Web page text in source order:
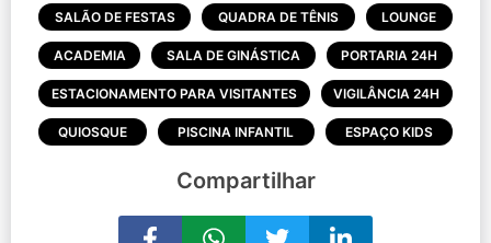
SALÃO DE FESTAS QUADRA DE TÊNIS LOUNGE
ACADEMIA SALA DE GINÁSTICA PORTARIA 24H
ESTACIONAMENTO PARA VISITANTES VIGILÂNCIA 24H
QUIOSQUE PISCINA INFANTIL ESPAÇO KIDS
Compartilhar